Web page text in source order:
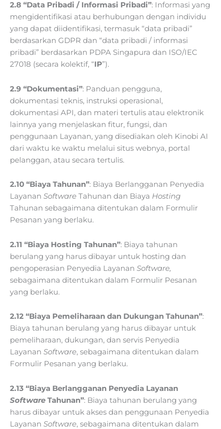
2.8 “Data Pribadi / Informasi Pribadi”: Informasi yang
mengidentifikasi atau berhubungan dengan individu
yang dapat diidentifikasi, termasuk “data pribadi”
berdasarkan GDPR dan “data pribadi / informasi
pribadi” berdasarkan PDPA Singapura dan ISO/IEC
27018 (secara kolektif, “IP”).
2.9 “Dokumentasi”: Panduan pengguna,
dokumentasi teknis, instruksi operasional,
dokumentasi API, dan materi tertulis atau elektronik
lainnya yang menjelaskan fitur, fungsi, dan
penggunaan Layanan, yang disediakan oleh Kinobi AI
dari waktu ke waktu melalui situs webnya, portal
pelanggan, atau secara tertulis.
2.10 “Biaya Tahunan”: Biaya Berlangganan Penyedia
Layanan Software Tahunan dan Biaya Hosting
Tahunan sebagaimana ditentukan dalam Formulir
Pesanan yang berlaku.
2.11 “Biaya Hosting Tahunan”: Biaya tahunan
berulang yang harus dibayar untuk hosting dan
pengoperasian Penyedia Layanan Software,
sebagaimana ditentukan dalam Formulir Pesanan
yang berlaku.
2.12 “Biaya Pemeliharaan dan Dukungan Tahunan”:
Biaya tahunan berulang yang harus dibayar untuk
pemeliharaan, dukungan, dan servis Penyedia
Layanan Software, sebagaimana ditentukan dalam
Formulir Pesanan yang berlaku.
2.13 “Biaya Berlangganan Penyedia Layanan
Software Tahunan”: Biaya tahunan berulang yang
harus dibayar untuk akses dan penggunaan Penyedia
Layanan Software, sebagaimana ditentukan dalam